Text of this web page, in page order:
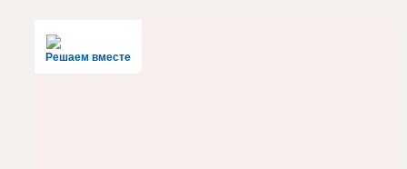
Решаем вместе